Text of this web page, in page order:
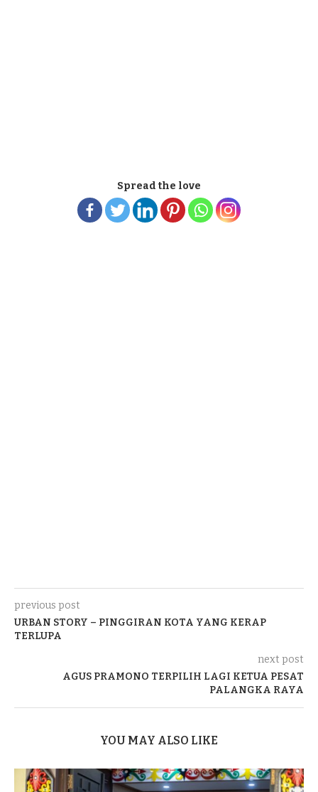
Spread the love
previous post
URBAN STORY – PINGGIRAN KOTA YANG KERAP
TERLUPA
next post
AGUS PRAMONO TERPILIH LAGI KETUA PESAT
PALANGKA RAYA
YOU MAY ALSO LIKE